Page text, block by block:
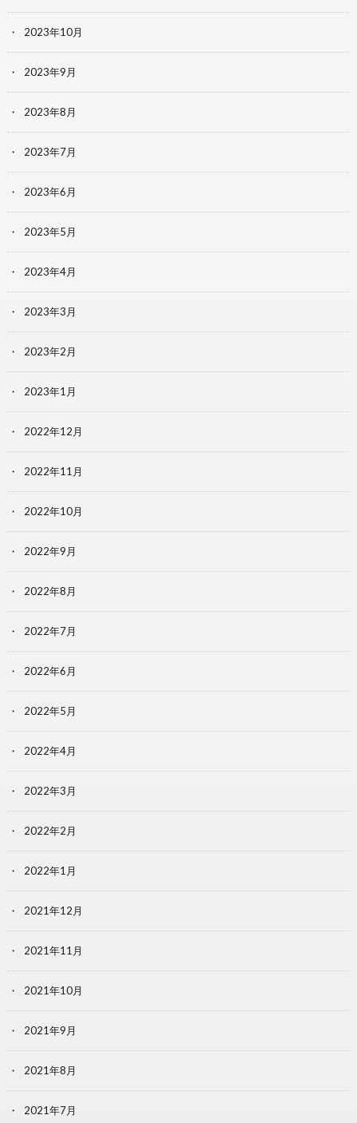
2023年10月
2023年9月
2023年8月
2023年7月
2023年6月
2023年5月
2023年4月
2023年3月
2023年2月
2023年1月
2022年12月
2022年11月
2022年10月
2022年9月
2022年8月
2022年7月
2022年6月
2022年5月
2022年4月
2022年3月
2022年2月
2022年1月
2021年12月
2021年11月
2021年10月
2021年9月
2021年8月
2021年7月